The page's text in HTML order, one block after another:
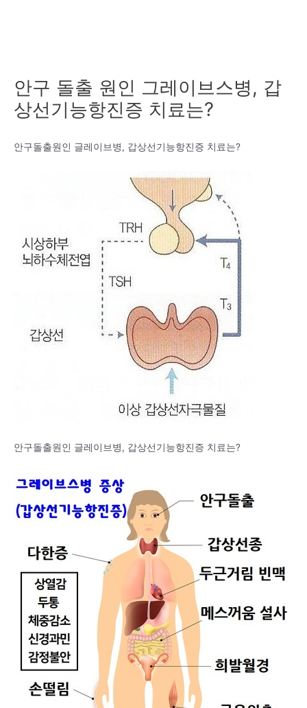
안구 돌출 원인 그레이브스병, 갑
상선기능항진증 치료는?
안구돌출원인 글레이브병, 갑상선기능항진증 치료는?
안구돌출원인 글레이브병, 갑상선기능항진증 치료는?